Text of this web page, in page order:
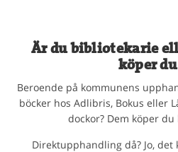
Är du bibliotekarie
köper
Beroende på kommunens
böcker hos Adlibris, Bokus eller
dockor? Dem köper
Direktupphandling då? Jo, det